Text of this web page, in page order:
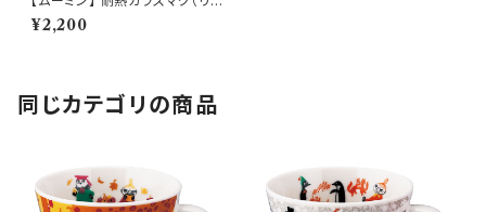
ルミイ）【耐熱ガラスマグ】
¥2,200
同じカテゴリの商品